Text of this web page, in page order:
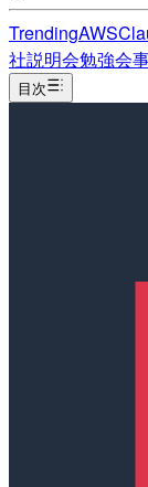
TrendingAWS
社説明会勉強会
目次